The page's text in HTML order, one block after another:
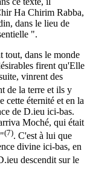
Ha Chirim Rabba,
dans le lieu de
".
tout, dans le monde
firent qu'Elle
vinrent des
de la terre et ils y
cette éternité et en la
de D.ieu ici-bas.
Moché, qui était
(7). C'est à lui que
divine ici-bas, en
descendit sur le